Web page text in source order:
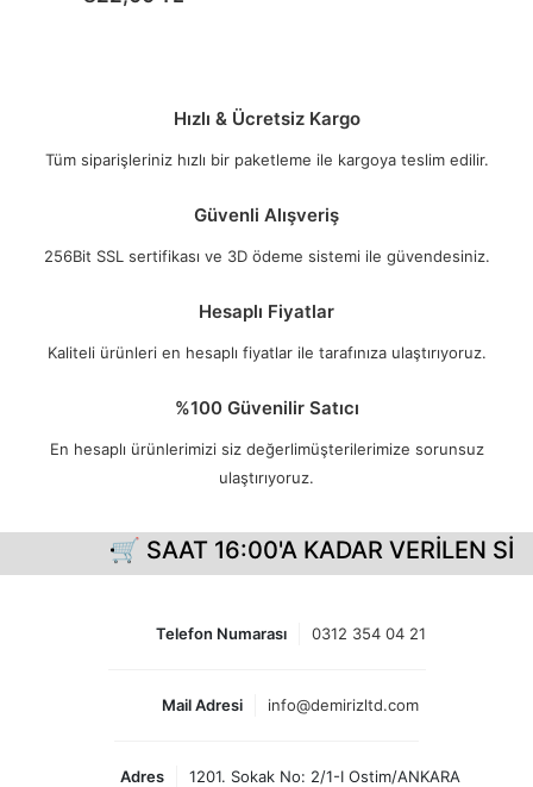
Hızlı & Ücretsiz Kargo
Tüm siparişleriniz hızlı bir paketleme ile kargoya teslim edilir.
Güvenli Alışveriş
256Bit SSL sertifikası ve 3D ödeme sistemi ile güvendesiniz.
Hesaplı Fiyatlar
Kaliteli ürünleri en hesaplı fiyatlar ile tarafınıza ulaştırıyoruz.
%100 Güvenilir Satıcı
En hesaplı ürünlerimizi siz değerlimüşterilerimize sorunsuz
ulaştırıyoruz.
🛒 SAAT 16:00'A KADAR VERİLEN
Telefon Numarası 0312 354 04 21
Mail Adresi info@demirizltd.com
Adres 1201. Sokak No: 2/1-I Ostim/ANKARA